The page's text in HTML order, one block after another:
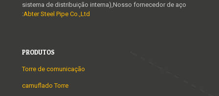
sistema de distribuição interna),Nosso fornecedor de aço
:Abter Steel Pipe Co.,Ltd
PRODUTOS
Torre de comunicação
camuflado Torre